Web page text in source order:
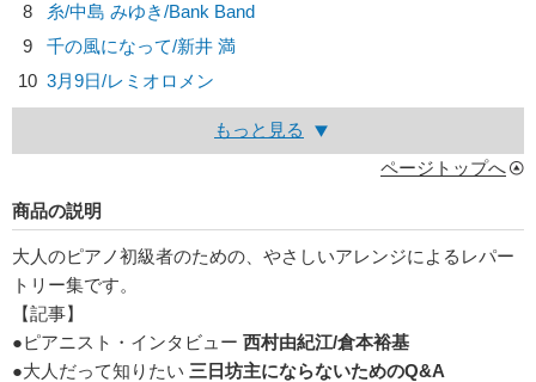
8
糸/中島 みゆき/Bank Band
9
千の風になって/新井 満
10 3月9日/レミオロメン
もっと見る
ページトップへ
商品の説明
大人のピアノ初級者のための、やさしいアレンジによるレパー
トリー集です。
【記事】
●ピアニスト・インタビュー 西村由紀江/倉本裕基
●大人だって知りたい 三日坊主にならないためのQ&A